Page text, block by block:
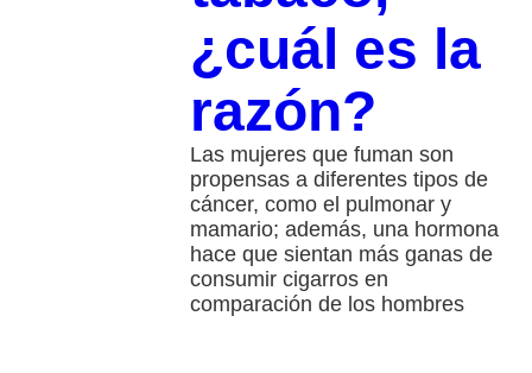
¿cuál es la
razón?
Las mujeres que fuman son
propensas a diferentes tipos de
cáncer, como el pulmonar y
mamario; además, una hormona
hace que sientan más ganas de
consumir cigarros en
comparación de los hombres